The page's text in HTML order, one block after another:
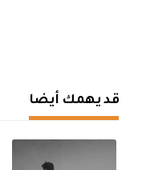
قد يهمك أيضا